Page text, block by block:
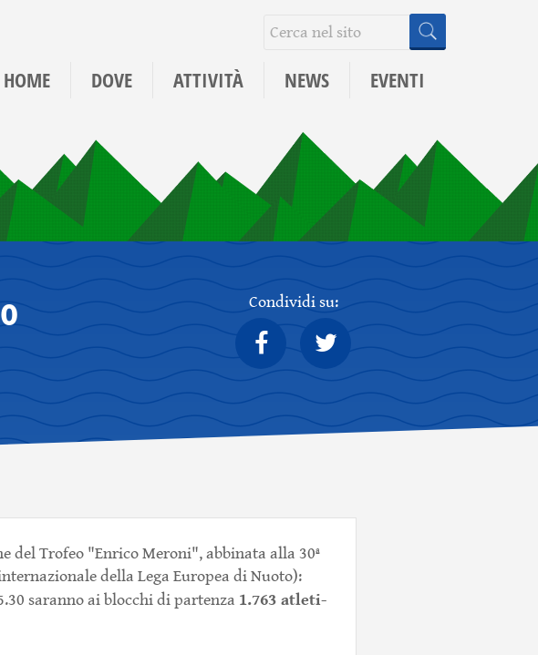
HOME DOVE ATTIVITÀ NEWS EVENTI
del Trofeo "Enrico Meroni", abbinata alla 30ª
della Lega Europea di Nuoto):
saranno ai blocchi di partenza 1.763 atleti-